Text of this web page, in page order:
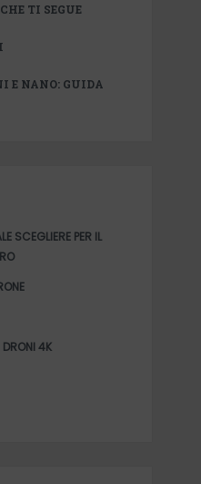
TI SEGUE
E NANO: GUIDA
SCEGLIERE PER IL
DRONI 4K